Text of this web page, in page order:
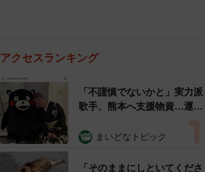
アクセスランキング
「不謹慎でないかと」実力派
歌手、熊本へ支援物資…運搬
めらい 「痛いほど伝わる」
まいどなトピック
「そのままにしといてくださ